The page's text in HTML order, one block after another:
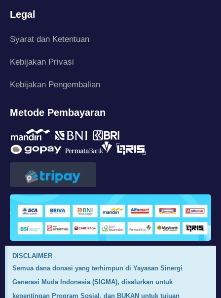
Legal
Syarat dan Ketentuan
Kebijakan Privasi
Kebijakan Pengembalian
Metode Pembayaran
DISCLAIMER
Semua dana donasi yang terhimpun di Yayasan Sinergi
Generasi Muda Indonesia (SIGMA), disalurkan untuk
kepentingan Program Sosial, dan BUKAN untuk tujuan